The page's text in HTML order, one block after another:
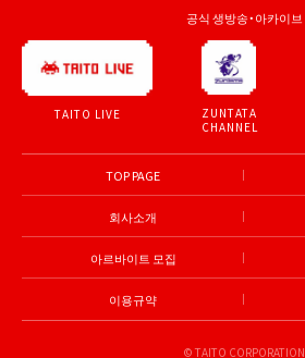
공식 생방송・아카이브
TAITO LIVE
ZUNTATA
CHANNEL
TOP PAGE
회사소개
아르바이트 모집
이용규약
© TAITO CORPORATION